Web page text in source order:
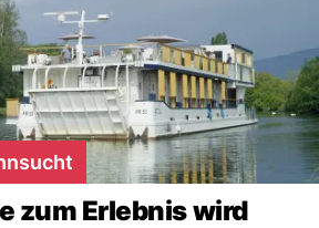
zum Erlebnis wird